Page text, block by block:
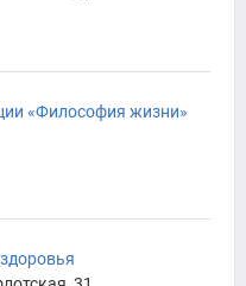
«Философия жизни»